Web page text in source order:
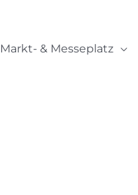
Markt- & Messeplatz